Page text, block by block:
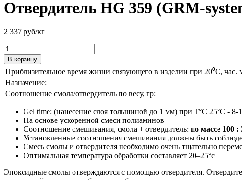
Отвердитель HG 359 (GRM-
2 337 руб/кг
В корзину
Приблизительное время жизни связующего в изделии при 20⁰С, час.
Назначение:
Соотношение смола/отвердитель по весу, гр:
Gel time: (нанесение слоя тольшиной до 1 мм) при T°C 25°C - 8-
На основе ускоренной смеси полиаминов
Соотношение смешивания, смола + отвердитель: по массе 100 :
Установленные соотношения смешивания должны быть
Смесь смолы и отвердителя необходимо очень тщательно
Оптимальная температура обработки составляет 20–25°с
Эпоксидные смолы отверждаются с помощью отвер­дителя.